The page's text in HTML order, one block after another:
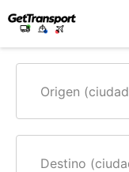
Origen
Destino